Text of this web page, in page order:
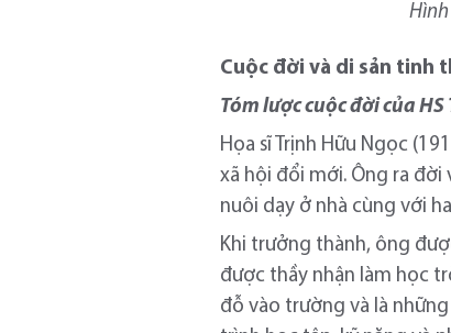
Hình
Cuộc đời và di sản tinh
Tóm lược cuộc đời của
Họa sĩ Trịnh Hữu Ngọc
xã hội đổi mới. Ông ra đời
nuôi dạy ở nhà cùng với
Khi trưởng thành, ông
được thầy nhận làm học
đỗ vào trường và là